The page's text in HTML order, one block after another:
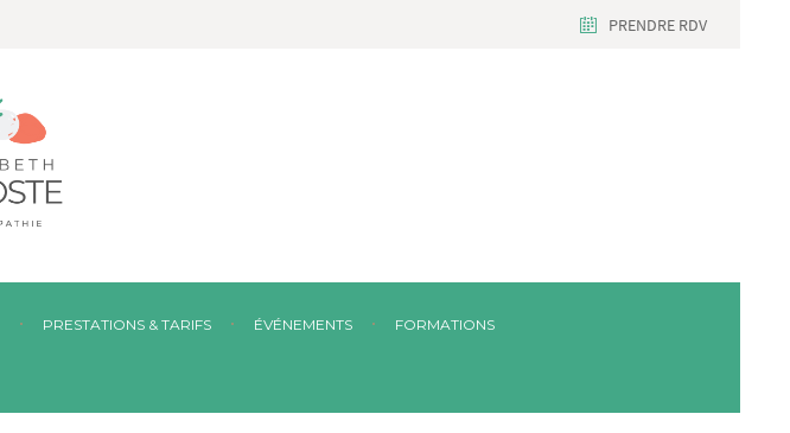
PRENDRE RDV
PRESTATIONS & TARIFS ÉVÉNEMENTS FORMATIONS